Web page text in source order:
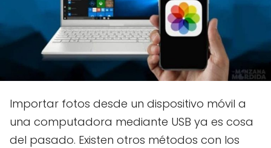
Importar fotos desde un dispositivo móvil a
una computadora mediante USB ya es cosa
del pasado. Existen otros métodos con los